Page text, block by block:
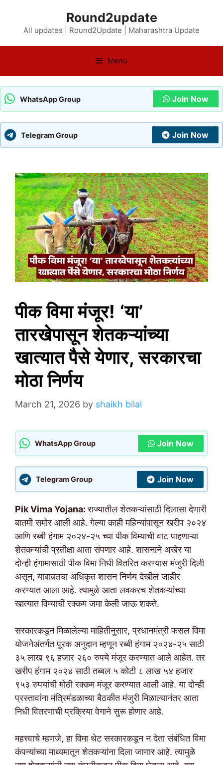
content
Round2update
All updates | Round2Update | Maharashtra Update
Menu
WhatsApp Group Join Now
Telegram Group Join Now
पीक विमा मंजूर! ‘या’
तारखेपासून शेतकऱ्यांच्या
खात्यात पैसे येणार, सरकारचा
मोठा निर्णय
March 21, 2026 by shaikh bilal
WhatsApp Group Join Now
Telegram Group Join Now
Pik Vima Yojana:राज्यातील शेतकऱ्यांसाठी दिलासा देणारी
बातमी समोर आली आहे. गेल्या काही महिन्यांपासून खरीप २०२४
आणि रब्बी हंगाम २०२४-२५ च्या पीक विम्याची वाट पाहणाऱ्या
शेतकऱ्यांची प्रतीक्षा आता संपणार आहे. शासनाने अखेर या
दोन्ही हंगामासाठी पीक विमा निधी वितरित करण्यास मंजुरी दिली
असून, याबाबतचा अधिकृत शासन निर्णय देखील जाहीर
करण्यात आला आहे. त्यामुळे आता लवकरच शेतकऱ्यांच्या
खात्यात विम्याची रक्कम जमा केली जाऊ शकते.
सरकारकडून मिळालेल्या माहितीनुसार, प्रधानमंत्री फसल विमा
योजनेअंतर्गत पूरक अनुदान म्हणून रब्बी हंगाम २०२४-२५ साठी
३५ लाख ९६ हजार २६० रुपये मंजूर करण्यात आले आहेत. तर
खरीप हंगाम २०२४ साठी तब्बल ५ कोटी ८ लाख ५४ हजार
९५३ रुपयांची मोठी रक्कम मंजूर करण्यात आली आहे. या दोन्ही
प्रस्तावांना मंत्रिमंडळाच्या बैठकीत मंजुरी मिळाल्यानंतर आता
निधी वितरणाची प्रक्रिया वेगाने सुरू होणार आहे.
महत्त्वाचे म्हणजे, हा विमा थेट सरकारकडून न देता संबंधित विमा
कंपन्यांच्या माध्यमातून शेतकऱ्यांना दिला जाणार आहे. त्यामुळे